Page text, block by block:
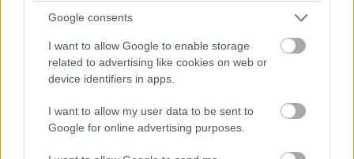
Google consents
I want to allow Google to enable storage
related to advertising like cookies on web or
device identifiers in apps.
I want to allow my user data to be sent to
Google for online advertising purposes.
A Fitbit legújabb fitnesz-okosórája esetében a lap 4 éves
élettartamra számít, a gyártó viszont csak annyit közölt,
hogy "néhány száz feltöltés után" előfordulhat, hogy
többet kell töltenünk a kütyüt. A szerviz pedig nem lesz a